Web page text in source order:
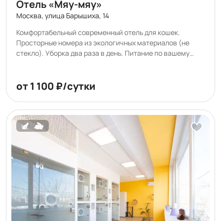
Отель «Мяу-мяу»
Москва, улица Барышиха, 14
Комфортабельный современный отель для кошек.
Просторные номера из экологичных материалов (не
стекло). Уборка два раза в день. Питание по вашему
фото и видеоотчеты. Принимаем здоровых котиков с
паспортами и прививками.
от 1 100 ₽/сутки